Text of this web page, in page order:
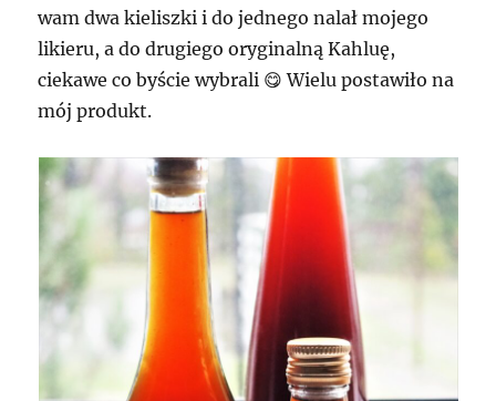
wam dwa kieliszki i do jednego nalał mojego
likieru, a do drugiego oryginalną Kahluę,
ciekawe co byście wybrali 😋 Wielu postawiło na
mój produkt.